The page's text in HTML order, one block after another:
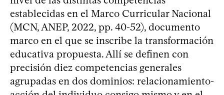
establecidas en el Marco Curricular Nacional
(MCN, ANEP, 2022, pp. 40-52), documento
marco en el que se inscribe la transformación
educativa propuesta. Allí se definen con
precisión diez competencias generales
agrupadas en dos dominios: relacionamiento-